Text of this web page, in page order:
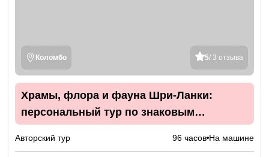
5/ 3 отзыва
Коломбо
Храмы, флора и фауна Шри-Ланки:
персональный тур по знаковым
Авторский тур 96 часов На машине